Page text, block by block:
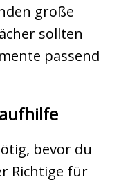
große
sollten
passend
bevor du
Richtige für